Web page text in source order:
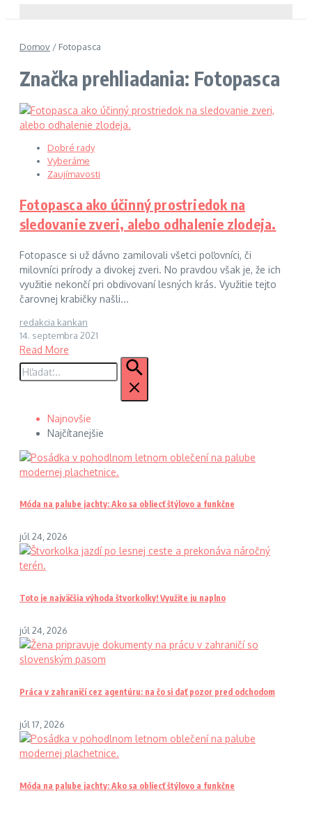
Domov / Fotopasca
Značka prehliadania: Fotopasca
Dobré rady
Vyberáme
Zaujímavosti
Fotopasca ako účinný prostriedok na
sledovanie zveri, alebo odhalenie zlodeja.
Fotopasce si už dávno zamilovali všetci poľovníci, či
milovníci prírody a divokej zveri. No pravdou však je, že ich
využitie nekončí pri obdivovaní lesných krás. Využitie tejto
čarovnej krabičky našli...
redakcia kankan
14. septembra 2021
Read More
Hľadať:
Najnovšie
Najčítanejšie
Móda na palube jachty: Ako sa obliecť štýlovo a funkčne
júl 24, 2026
Toto je najväčšia výhoda štvorkolky! Využite ju naplno
júl 24, 2026
Práca v zahraničí cez agentúru: na čo si dať pozor pred odchodom
júl 17, 2026
Móda na palube jachty: Ako sa obliecť štýlovo a funkčne